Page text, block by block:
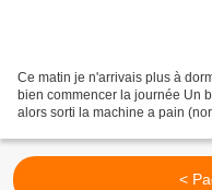
Ce matin je n'arrivais plus à
bien commencer la journée Un
alors sorti la machine a pain
<